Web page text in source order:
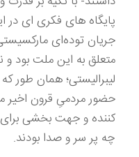
پایگاه های فکری ای در
جریان توده‌ا‌ی
متعلق به این ملت بود و
لیبرالیستی؛ همان طور
حضور مردمیِ قرون اخیر
کننده و جهت بخشی
چه پر سر و صدا بودند.